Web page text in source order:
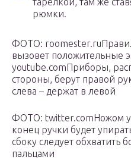
рюмки.
ФОТО:
вызовет положительные
youtube.comПриборы,
стороны, берут правой
слева – держат в левой
ФОТО: twitter.comНожом
конец ручки будет
сбоку следует обхватить
пальцами